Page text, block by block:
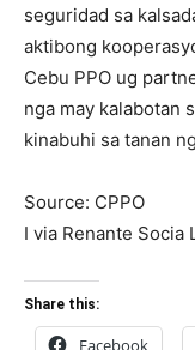
seguridad sa
aktibong
Cebu PPO ug
nga may kalabotan
kinabuhi sa tanan
Source: CPPO
I via Renante Socia
Share this:
Facebook